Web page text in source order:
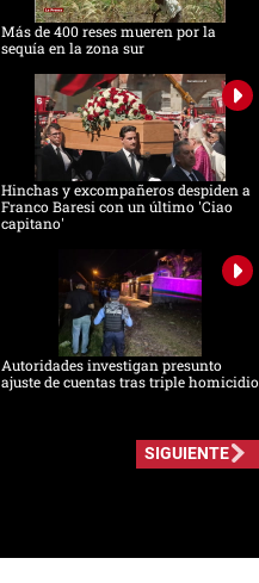
Más de 400 reses mueren por la
sequía en la zona sur
Hinchas y excompañeros despiden a
Franco Baresi con un último 'Ciao
capitano'
Autoridades investigan presunto
ajuste de cuentas tras triple homicidio
SIGUIENTE